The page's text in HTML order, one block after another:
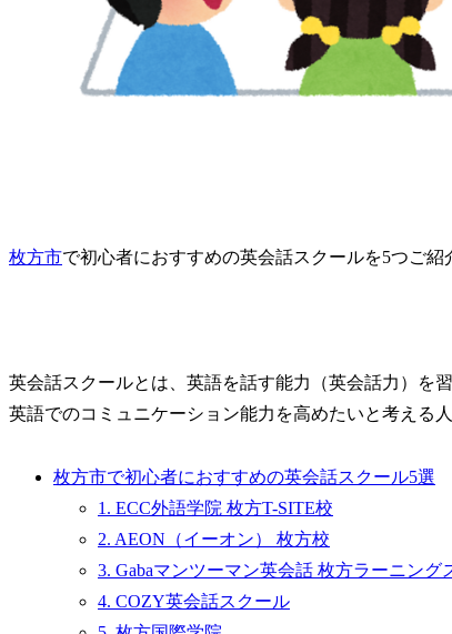
枚方市で初心者におすすめの英会話スクールを5つご紹
英会話スクールとは、英語を話す能力（英会話力）を
英語でのコミュニケーション能力を高めたいと考える
枚方市で初心者におすすめの英会話スクール5選
1. ECC外語学院 枚方T-SITE校
2. AEON（イーオン） 枚方校
3. Gabaマンツーマン英会話 枚方ラーニング
4. COZY英会話スクール